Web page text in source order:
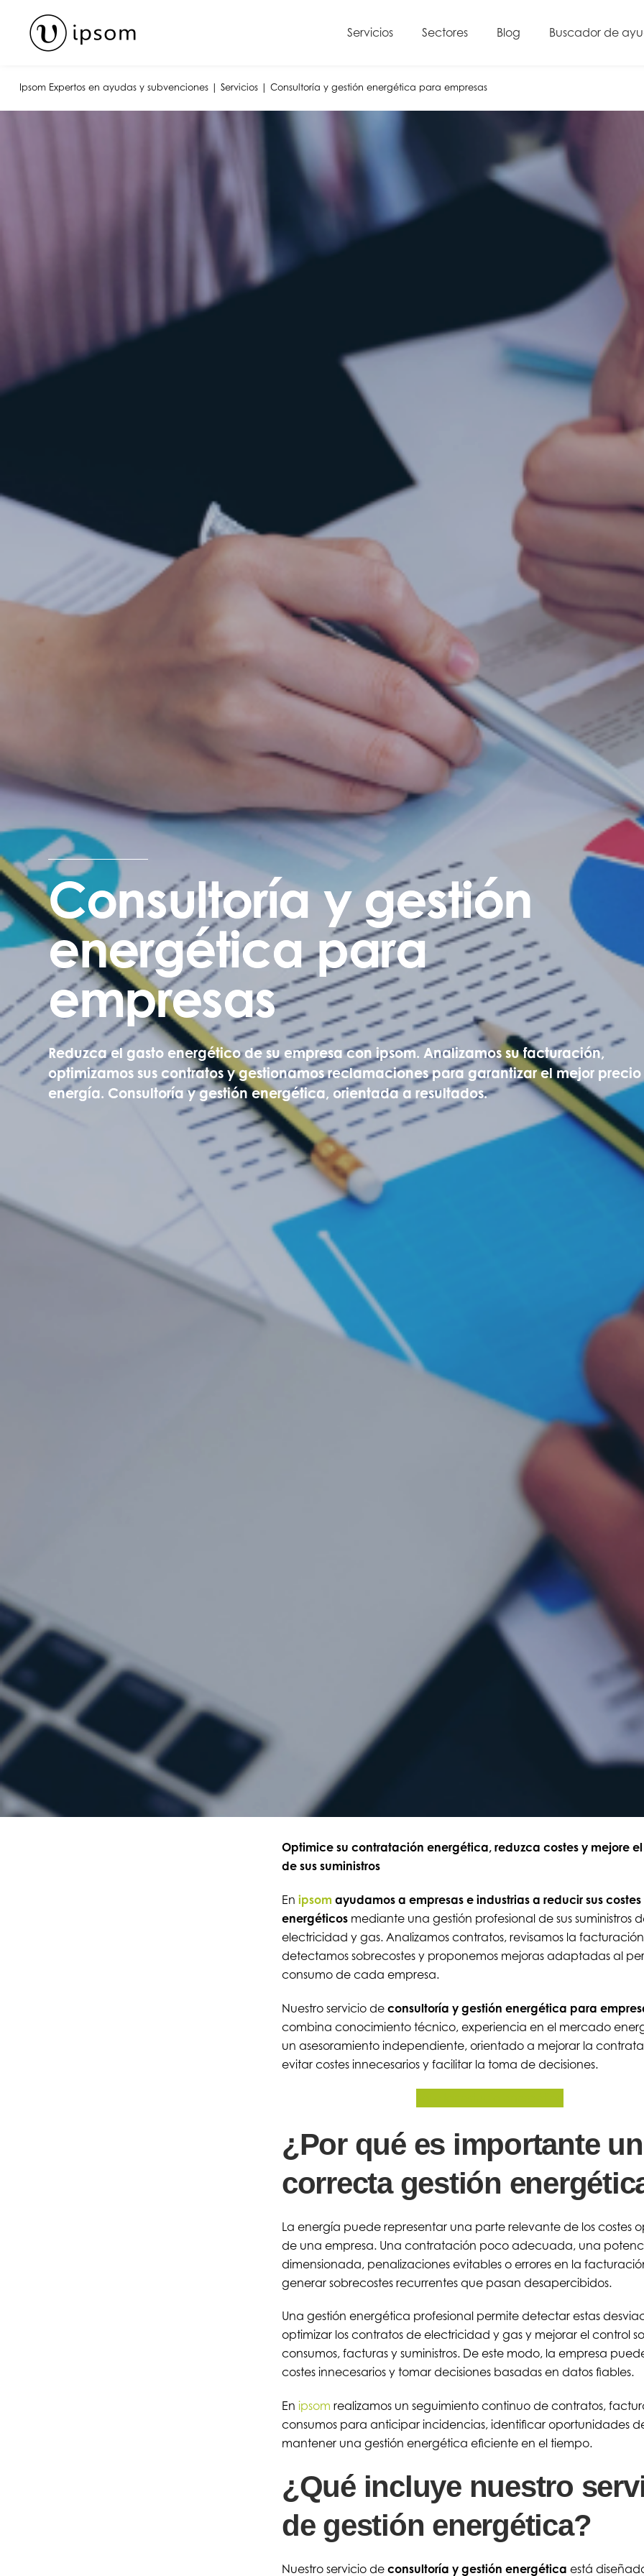
content
Servicios Sectores Blog Buscador de
Ipsom Expertos en ayudas y subvenciones| Servicios| Consultoría y gestión energética para empresas
Consultoría y gestión
energética para
empresas
Reduzca el gasto energético de su empresa con ipsom. Analizamos su facturación,
optimizamos sus contratos y gestionamos reclamaciones para garantizar el mejor
energía. Consultoría y gestión energética, orientada a resultados.
Optimice su contratación energética, reduzca costes y mejore
de sus suministros
En ipsom ayudamos a empresas e industrias a reducir sus costes
energéticosmediante una gestión profesional de sus suministros
electricidad y gas. Analizamos contratos, revisamos la
detectamos sobrecostes y proponemos mejoras adaptadas al
consumo de cada empresa.
Nuestro servicio de consultoría y gestión energética para
combina conocimiento técnico, experiencia en el mercado
un asesoramiento independiente, orientado a mejorar la
evitar costes innecesarios y facilitar la toma de decisiones.
¿Por qué es importante
correcta gestión
La energía puede representar una parte relevante de los costes
de una empresa. Una contratación poco adecuada, una
dimensionada, penalizaciones evitables o errores en la
generar sobrecostes recurrentes que pasan desapercibidos.
Una gestión energética profesional permite detectar estas
optimizar los contratos de electricidad y gas y mejorar el control
consumos, facturas y suministros. De este modo, la empresa
costes innecesarios y tomar decisiones basadas en datos fiables.
En ipsom realizamos un seguimiento continuo de contratos,
consumos para anticipar incidencias, identificar oportunidades
mantener una gestión energética eficiente en el tiempo.
¿Qué incluye nuestro
de gestión energética?
Nuestro servicio de consultoría y gestión energética está